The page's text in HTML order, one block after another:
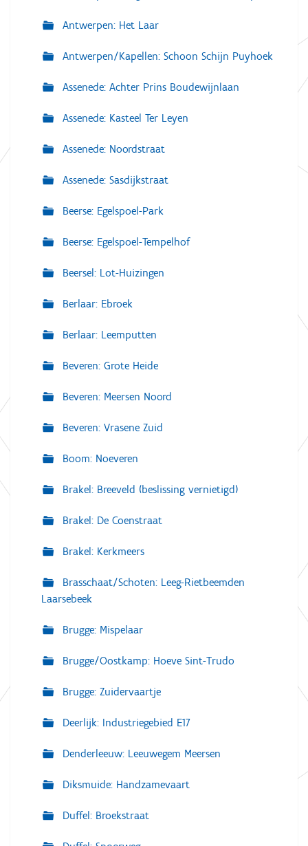
Antwerpen: Het Laar
Antwerpen/Kapellen: Schoon Schijn Puyhoek
Assenede: Achter Prins Boudewijnlaan
Assenede: Kasteel Ter Leyen
Assenede: Noordstraat
Assenede: Sasdijkstraat
Beerse: Egelspoel-Park
Beerse: Egelspoel-Tempelhof
Beersel: Lot-Huizingen
Berlaar: Ebroek
Berlaar: Leemputten
Beveren: Grote Heide
Beveren: Meersen Noord
Beveren: Vrasene Zuid
Boom: Noeveren
Brakel: Breeveld (beslissing vernietigd)
Brakel: De Coenstraat
Brakel: Kerkmeers
Brasschaat/Schoten: Leeg-Rietbeemden
Laarsebeek
Brugge: Mispelaar
Brugge/Oostkamp: Hoeve Sint-Trudo
Brugge: Zuidervaartje
Deerlijk: Industriegebied E17
Denderleeuw: Leeuwegem Meersen
Diksmuide: Handzamevaart
Duffel: Broekstraat